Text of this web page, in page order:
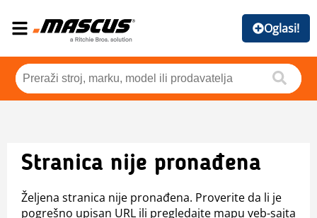
Oglasi!
Stranica nije pronađena
Željena stranica nije pronađena. Proverite da li je
pogrešno upisan URL ili pregledajte mapu veb-sajta